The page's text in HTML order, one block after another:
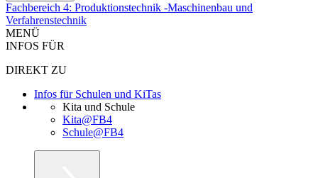
Fachbereich 4: Produktionstechnik -Maschinenbau und
Verfahrenstechnik
MENÜ
INFOS FÜR
DIREKT ZU
Infos für Schulen und KiTas
Kita und Schule
Kita@FB4
Schule@FB4